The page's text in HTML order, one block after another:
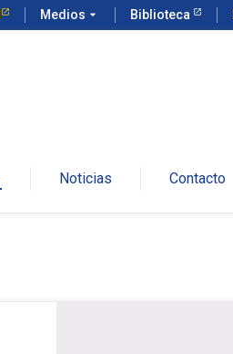
Medios arrow_drop_down Biblioteca
Noticias Contacto